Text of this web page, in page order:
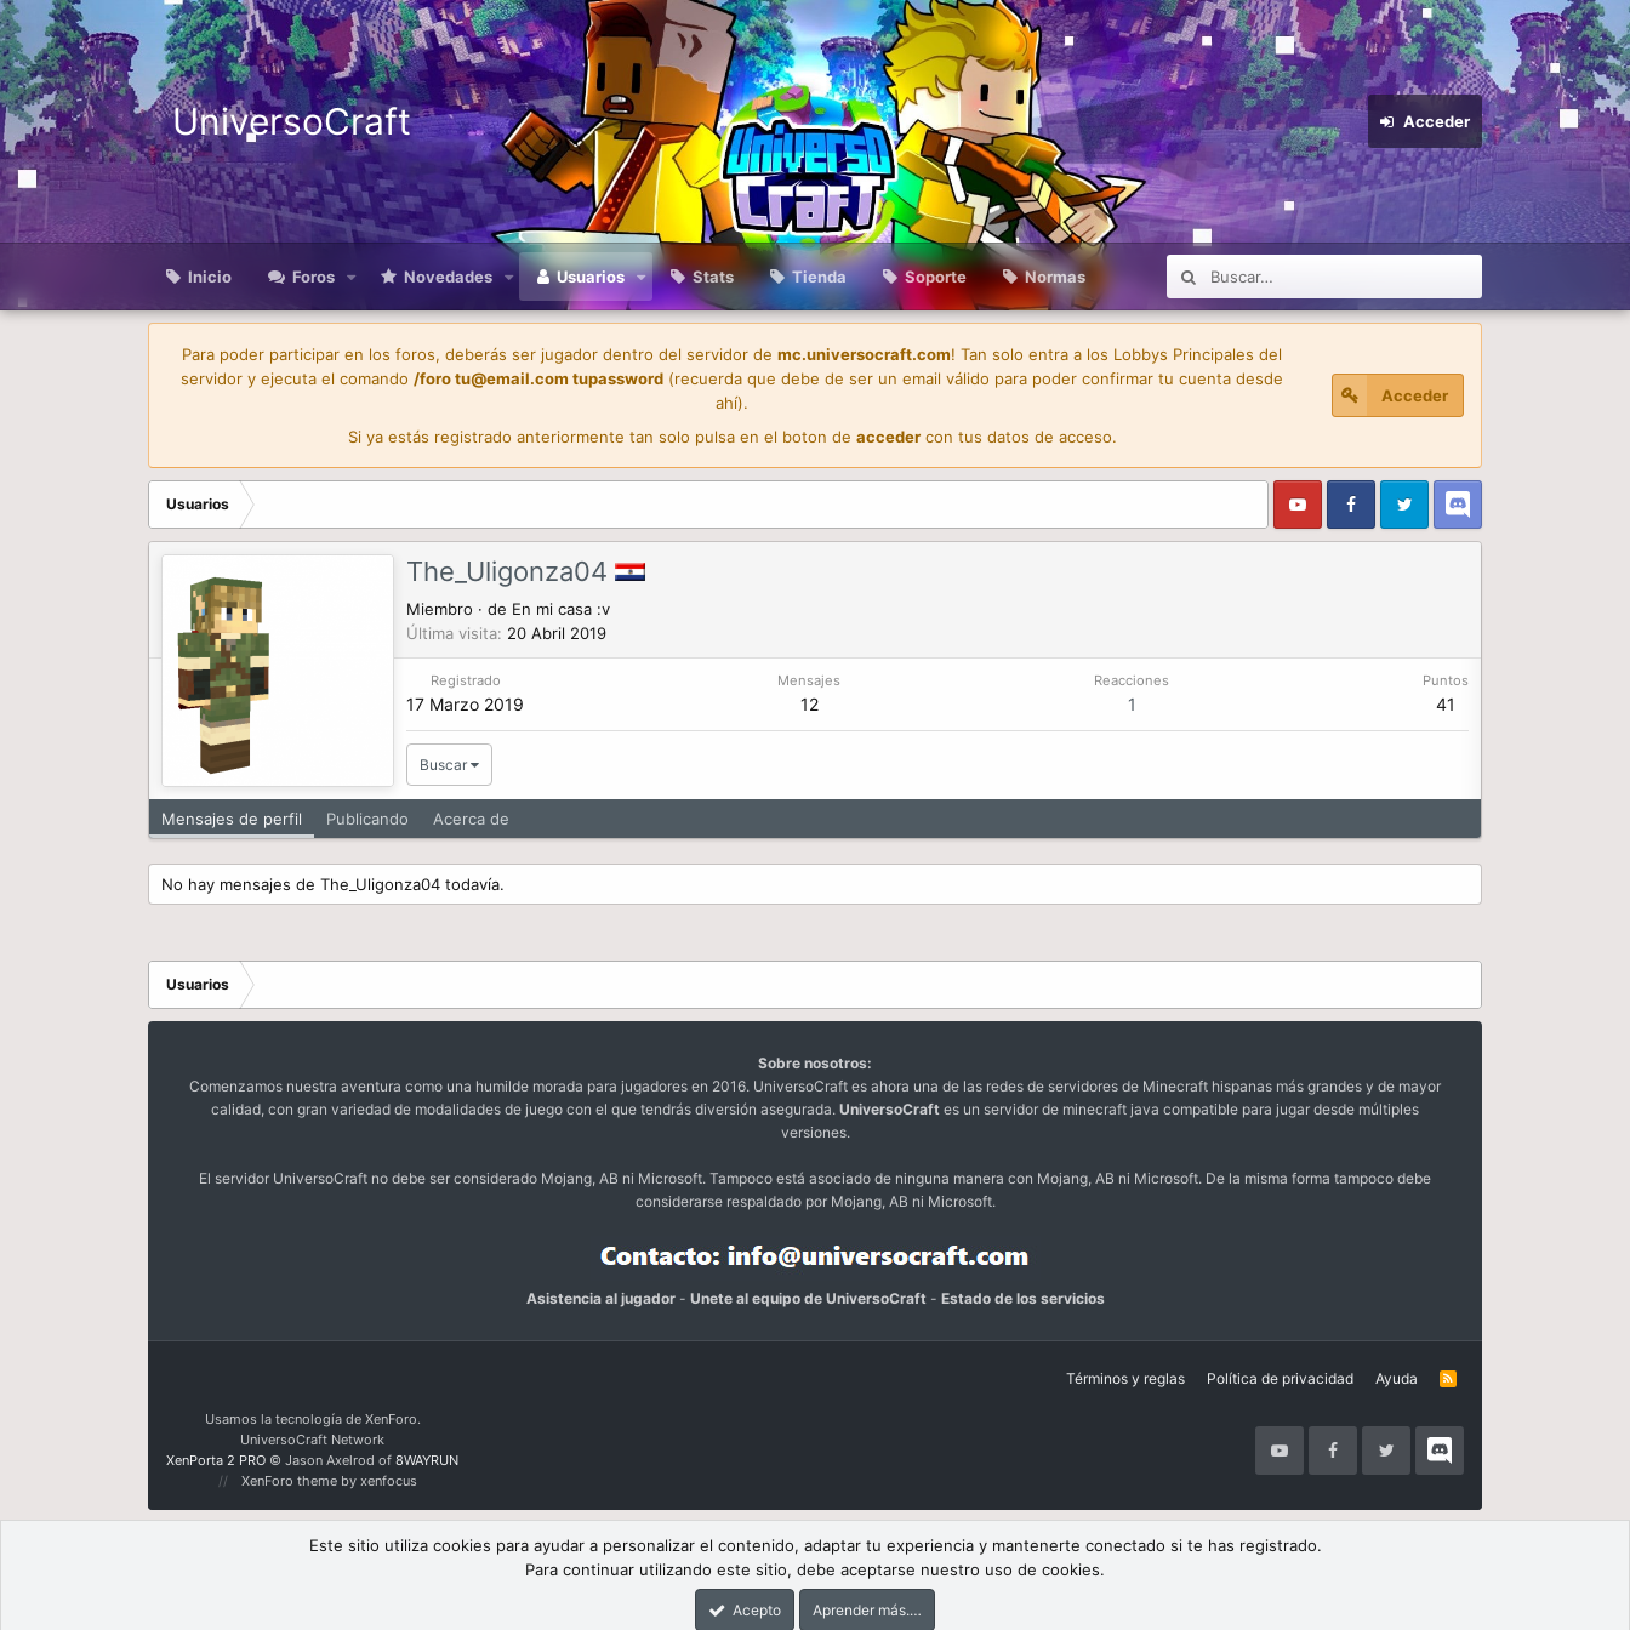
UniversoCraft Acceder
Inicio Foros Novedades Usuarios Stats Tienda Soporte Normas
Para poder participar en los foros, deberás ser jugador dentro del servidor de mc.universocraft.com! Tan solo entra a los Lobbys Principales del
servidor y ejecuta el comando /forotu@email.com tupassword (recuerda que debe de ser un email válido para poder confirmar tu cuenta desde
ahí).
Si ya estás registrado anteriormente tan solo pulsa en el boton de accedercon tus datos de acceso.
Acceder
Usuarios
The_Uligonza04
Miembro · de En mi casa :v
Última visita 20 Abril 2019
Registrado
17 Marzo 2019
Mensajes
12
Reacciones
1
Puntos
41
Buscar
Mensajes de perfil Publicando Acerca de
No hay mensajes de The_Uligonza04 todavía.
Usuarios
Sobre nosotros:
Comenzamos nuestra aventura como una humilde morada para jugadores en 2016. UniversoCraft es ahora una de las redes de servidores de Minecraft hispanas más grandes y de mayor
calidad, con gran variedad de modalidades de juego con el que tendrás diversión asegurada. UniversoCraft es un servidor de minecraft java compatible para jugar desde múltiples
versiones.
El servidor UniversoCraft no debe ser considerado Mojang, AB ni Microsoft. Tampoco está asociado de ninguna manera con Mojang, AB ni Microsoft. De la misma forma tampoco debe
considerarse respaldado por Mojang, AB ni Microsoft.
Asistencia al jugador- Unete al equipo de UniversoCraft - Estado de los servicios
Términos y reglas Política de privacidad Ayuda
R
Usamos la tecnología de XenForo.
UniversoCraft Network
XenPorta 2 PRO © Jason Axelrod of 8WAYRUN
XenForo theme by xenfocus
Este sitio utiliza cookies para ayudar a personalizar el contenido, adaptar tu experiencia y mantenerte conectado si te has registrado.
Para continuar utilizando este sitio, debe aceptarse nuestro uso de cookies.
Acepto Aprender más.…